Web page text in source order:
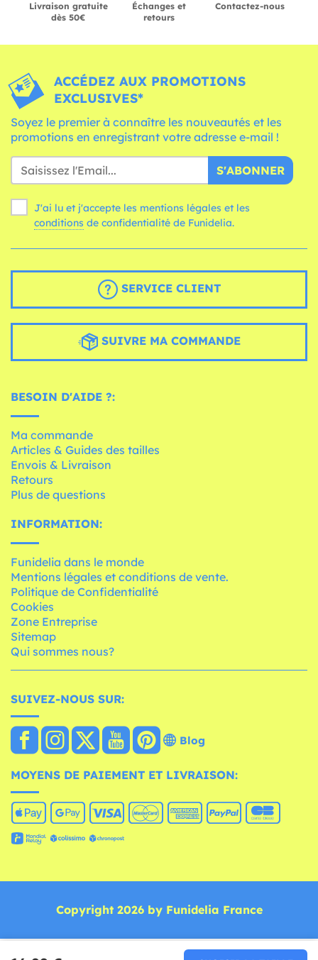
Livraison gratuite
dès 50€
Échanges et
retours
Contactez-nous
ACCÉDEZ AUX PROMOTIONS
EXCLUSIVES*
Soyez le premier à connaître les nouveautés et les
promotions en enregistrant votre adresse e-mail !
S'ABONNER
J'ai lu et j'accepte les mentions légales et les
conditions de confidentialité de Funidelia.
SERVICE CLIENT
SUIVRE MA COMMANDE
BESOIN D'AIDE ?:
Ma commande
Articles & Guides des tailles
Envois & Livraison
Retours
Plus de questions
INFORMATION:
Funidelia dans le monde
Mentions légales et conditions de vente.
Politique de Confidentialité
Cookies
Zone Entreprise
Sitemap
Qui sommes nous?
SUIVEZ-NOUS SUR:
Blog
MOYENS DE PAIEMENT ET LIVRAISON:
Copyright 2026 by Funidelia France